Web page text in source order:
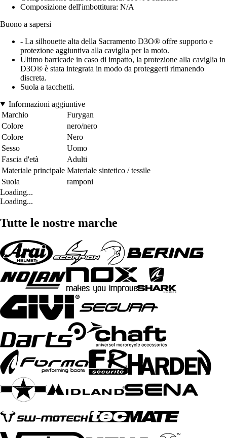
Composizione dell'imbottitura: N/A
Buono a sapersi
- La silhouette alta della Sacramento D3O® offre supporto e
protezione aggiuntiva alla caviglia per la moto.
Ultimo barricade in caso di impatto, la protezione alla caviglia in
D3O® è stata integrata in modo da proteggerti rimanendo
discreta.
Suola a tacchetti.
Informazioni aggiuntive
Marchio
Furygan
Colore
nero/nero
Colore
Nero
Sesso
Uomo
Fascia d'età
Adulti
Materiale principale Materiale sintetico / tessile
Suola
ramponi
Loading...
Loading...
Tutte le nostre marche